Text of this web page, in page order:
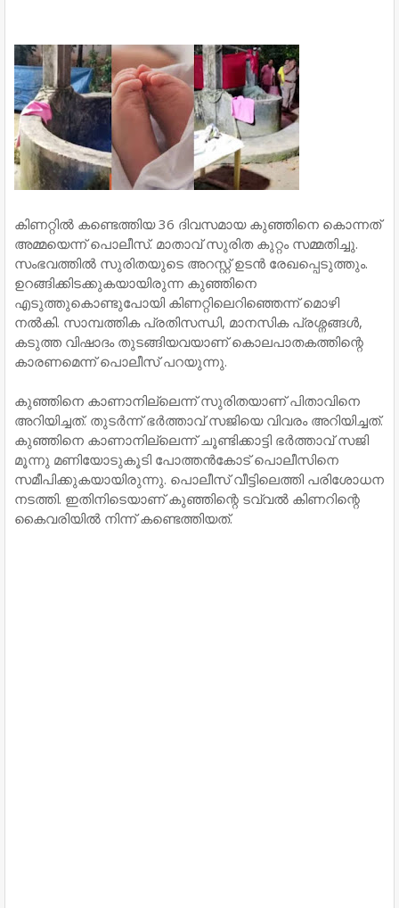
കിണറ്റിൽ കണ്ടെത്തിയ 36 ദിവസമായ കുഞ്ഞിനെ കൊന്നത്
അമ്മയെന്ന് പൊലീസ്. മാതാവ് സുരിത കുറ്റം സമ്മതിച്ചു.
സംഭവത്തിൽ സുരിതയുടെ അറസ്റ്റ് ഉടൻ രേഖപ്പെടുത്തും.
ഉറങ്ങിക്കിടക്കുകയായിരുന്ന കുഞ്ഞിനെ
എടുത്തുകൊണ്ടുപോയി കിണറ്റിലെറിഞ്ഞെന്ന് മൊഴി
നൽകി. സാമ്പത്തിക പ്രതിസന്ധി, മാനസിക പ്രശ്നങ്ങൾ,
കടുത്ത വിഷാദം തുടങ്ങിയവയാണ് കൊലപാതകത്തിന്റെ
കാരണമെന്ന് പൊലീസ് പറയുന്നു.
കുഞ്ഞിനെ കാണാനില്ലെന്ന് സുരിതയാണ് പിതാവിനെ
അറിയിച്ചത്. തുടർന്ന് ഭർത്താവ് സജിയെ വിവരം അറിയിച്ചത്.
കുഞ്ഞിനെ കാണാനില്ലെന്ന് ചൂണ്ടിക്കാട്ടി ഭർത്താവ് സജി
മൂന്നു മണിയോടുകൂടി പോത്തൻകോട് പൊലീസിനെ
സമീപിക്കുകയായിരുന്നു. പൊലീസ് വീട്ടിലെത്തി പരിശോധന
നടത്തി. ഇതിനിടെയാണ് കുഞ്ഞിന്റെ ടവ്വൽ കിണറിന്റെ
കൈവരിയിൽ നിന്ന് കണ്ടെത്തിയത്.